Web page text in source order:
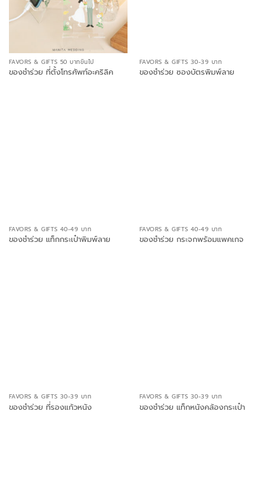
FAVORS & GIFTS 50 บาทขึ้นไป
ของชำร่วย ที่ตั้งโทรศัพท์อะคริลิค
FAVORS & GIFTS 30-39 บาท
ของชำร่วย ซองบัตรพิมพ์ลาย
FAVORS & GIFTS 40-49 บาท
ของชำร่วย แท็กกระเป๋าพิมพ์ลาย
FAVORS & GIFTS 40-49 บาท
ของชำร่วย กระจกพร้อมแพคเกจ
FAVORS & GIFTS 30-39 บาท
ของชำร่วย ที่รองแก้วหนัง
FAVORS & GIFTS 30-39 บาท
ของชำร่วย แท็กหนังคล้องกระเป๋า